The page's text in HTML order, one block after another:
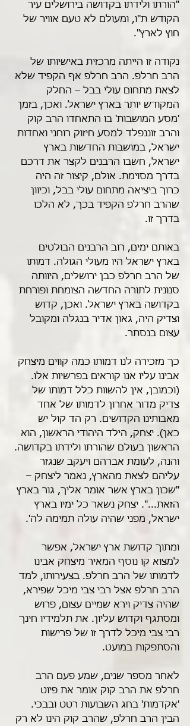
"הורתו ולידתו בקדושה בירושלים עיר
הקודש ת"ו, ומעולם לא טעם אוויר של
חוץ לארץ".
נקודה זו הייתה מרכזית באישיותו של
הרב חרלפ. הרב חרלפ אף הקפיד שלא
לצאת מתחום עולי בבל – החלק
המקודש יותר בארץ ישראל. ואכן, בזמן
'מסע המושבות' בו התאחדו הרב קוק
והרב זוננפלד למסע חיזוק רוחני ואחדות
ישראל, במושבות החדשות בארץ
ישראל, חשבו הרבנים לקצר את דרכם
בדרך מסוימת. אולם, קיצור זה היה
כרוך ביציאה מתחום עולי בבל, וכיוון
שהרב חרלפ הקפיד בכך, לא הלכו
בדרך זו.
באותם ימים, רוב הרבנים הבולטים
בארץ ישראל היו מעולי הגולה. דמותו
של הרב חרלפ כבן ירושלים, היוותה
סנונית לתורה החדשה הצומחת ופורחת
בקדושה בארץ ישראל. ואכן, קדוש
וצדיק היה, גאון אדיר בנגלה ומקובל
עצום בנסתר.
כך מזכירה לנו דמותו כמה קווים מיצחק
אבינו עליו אנו קוראים בפרשיות אלו.
(וכמובן, אין להשוות כלל דמותו של
צדיק מדור אחרון לדמותו של אחד
מאבותינו הקדושים. רק הד קול יש
כאן). יצחק, הילד היהודי הראשון, הוא
הראשון בעולם שהורתו ולידתו בקדושה.
והנה, לעומת אברהם ויעקב שנגזר
עליהם לצאת מהארץ, נאמר ליצחק –
"שכון בארץ אשר אומר אליך, גור בארץ
הזאת...". יצחק נשאר כל ימיו בארץ
ישראל, מפני שהיה עולה תמימה לה'.
ומתוך קדושת ארץ ישראל, אפשר
למצוא קו נוסף המאיר מיצחק אבינו
לדמותו של הרב חרלפ. בצעירותו, למד
הרב חרלפ אצל רבי צבי מיכל שפירא,
שהיה צדיק וירא שמיים עצום, פרוש
ומסתגף וקדוש עליון. את תלמידיו חינך
רבי צבי מיכל לדרך זו של פרישות
והסתפקות במועט.
לאחר מספר שנים, שמע פעם הרב
חרלפ את הרב קוק אומר את פיוט
'אקדמות' בחג השבועות רטט ובבכי.
הבין הרב חרלפ, שהרב קוק הינו לא רק